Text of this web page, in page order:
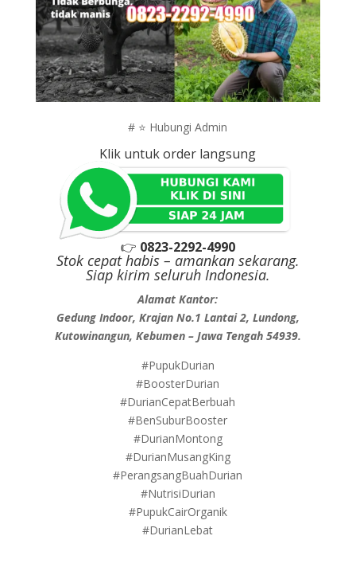
# ⭐ Hubungi Admin
Klik untuk order langsung
👉 0823-2292-4990
Stok cepat habis – amankan sekarang.
Siap kirim seluruh Indonesia.
Alamat Kantor:
Gedung Indoor, Krajan No.1 Lantai 2, Lundong,
Kutowinangun, Kebumen – Jawa Tengah 54939.
#PupukDurian
#BoosterDurian
#DurianCepatBerbuah
#BenSuburBooster
#DurianMontong
#DurianMusangKing
#PerangsangBuahDurian
#NutrisiDurian
#PupukCairOrganik
#DurianLebat